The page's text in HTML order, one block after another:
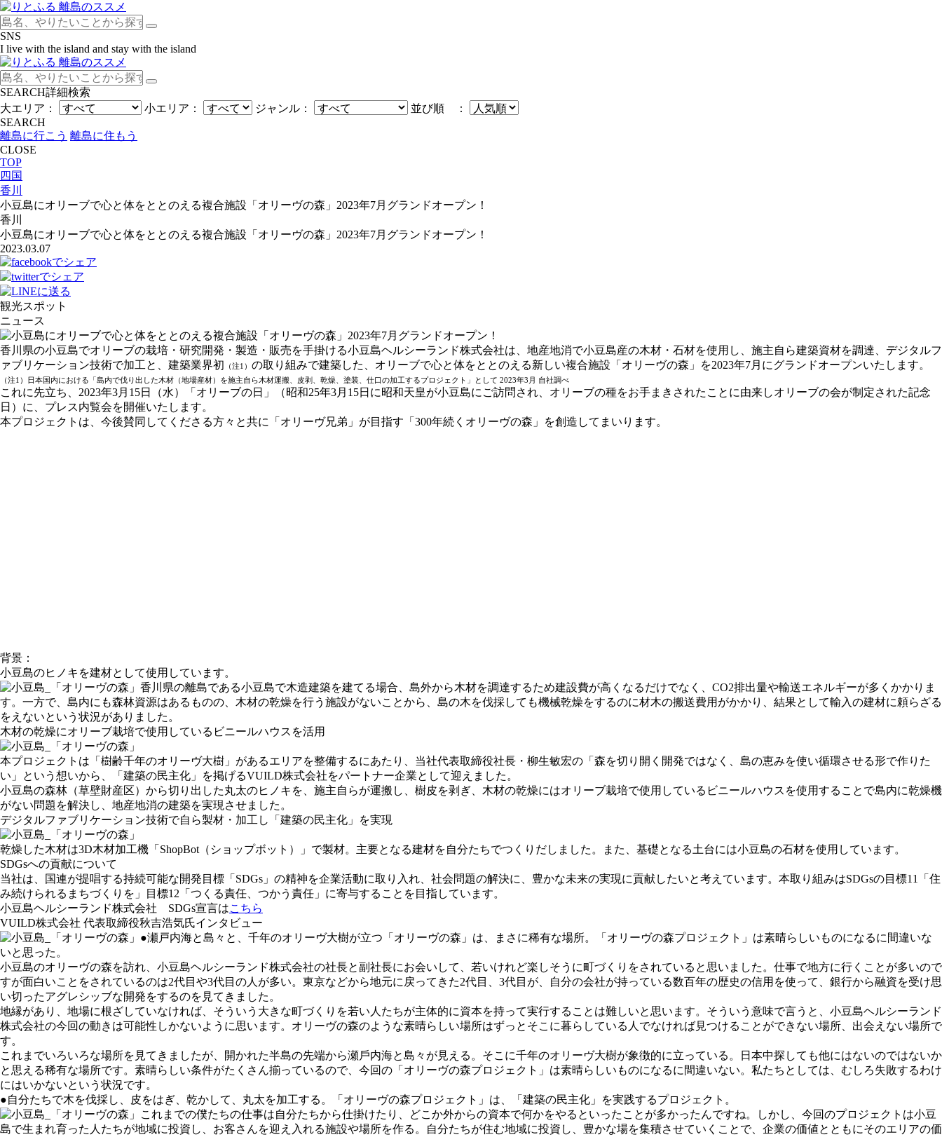
SNS
I live with the island and stay with the island
SEARCH詳細検索
大エリア：
小エリア： ジャンル：
並び順 ：
SEARCH
離島に行こう 離島に住もう
CLOSE
TOP
四国
香川
小豆島にオリーブで心と体をととのえる複合施設「オリーヴの森」2023年7月グランドオープン！
香川
小豆島にオリーブで心と体をととのえる複合施設「オリーヴの森」2023年7月グランドオープン！
2023.03.07
観光スポット
ニュース
香川県の小豆島でオリーブの栽培・研究開発・製造・販売を手掛ける小豆島ヘルシーランド株式会社は、地産地消で小豆島産の木材・石材を使用し、施主自ら建築資材を調達、デジタルフ
ァブリケーション技術で加工と、建築業界初 （注1） の取り組みで建築した、オリーブで心と体をととのえる新しい複合施設「オリーヴの森」を2023年7月にグランドオープンいたします。
（注1）日本国内における「島内で伐り出した木材（地場産材）を施主自ら木材運搬、皮剥、乾燥、塗装、仕口の加工するプロジェクト」として 2023年3月 自社調べ
これに先立ち、2023年3月15日（水）「オリーブの日」（昭和25年3月15日に昭和天皇が小豆島にご訪問され、オリーブの種をお手まきされたことに由来しオリーブの会が制定された記念
日）に、プレス内覧会を開催いたします。
​本プロジェクトは、今後賛同してくださる方々と共に「オリーヴ兄弟」が目指す「300年続くオリーヴの森」を創造してまいります。
背景：
⼩⾖島のヒノキを建材として使⽤しています。
香川県の離島である小豆島で木造建築を建てる場合、島外から木材を調達するため建設費が⾼くなるだけでなく、CO2排出量や輸送エネルギーが多くかかりま
す。一方で、島内にも森林資源はあるものの、木材の乾燥を行う施設がないことから、島の木を伐採しても機械乾燥をするのに材木の搬送費用がかかり、結果として輸入の建材に頼らざる
をえないという状況がありました。
木材の乾燥にオリーブ栽培で使用しているビニールハウスを活用
本プロジェクトは「樹齢千年のオリーヴ大樹」があるエリアを整備するにあたり、当社代表取締役社長・柳生敏宏の「森を切り開く開発ではなく、島の恵みを使い循環させる形で作りた
い」という想いから、「建築の民主化」を掲げるVUILD株式会社をパートナー企業として迎えました。
小豆島の森林（草壁財産区）から切り出した丸太のヒノキを、施主自らが運搬し、樹皮を剥ぎ、木材の乾燥にはオリーブ栽培で使用しているビニールハウスを使用することで島内に乾燥機
がない問題を解決し、地産地消の建築を実現させました。
デジタルファブリケーション技術で自ら製材・加工し「建築の民主化」を実現
乾燥した木材は3D木材加工機「ShopBot（ショップボット）」で製材。主要となる建材を自分たちでつくりだしました。また、基礎となる土台には小豆島の石材を使用しています。
SDGsへの貢献について
当社は、国連が提唱する持続可能な開発目標「SDGs」の精神を企業活動に取り入れ、社会問題の解決に、豊かな未来の実現に貢献したいと考えています。本取り組みはSDGsの目標11「住
み続けられるまちづくりを」目標12「つくる責任、つかう責任」に寄与することを目指しています。
小豆島ヘルシーランド株式会社 SDGs宣言はこちら
VUILD株式会社 代表取締役秋吉浩気氏インタビュー
●瀬戸内海と島々と、千年のオリーヴ大樹が立つ「オリーヴの森」は、まさに稀有な場所。「オリーヴの森プロジェクト」は素晴らしいものになるに間違いな
いと思った。
⼩⾖島のオリーヴの森を訪れ、⼩⾖島ヘルシーランド株式会社の社⻑と副社⻑にお会いして、若いけれど楽しそうに町づくりをされていると思いました。仕事で地⽅に⾏くことが多いので
すが⾯⽩いことをされているのは2代⽬や3代⽬の⼈が多い。東京などから地元に戻ってきた2代⽬、3代⽬が、⾃分の会社が持っている数百年の歴史の信用を使って、銀⾏から融資を受け思
い切ったアグレシッブな開発をするのを⾒てきました。
地縁があり、地場に根ざしていなければ、そういう⼤きな町づくりを若い⼈たちが主体的に資本を持って実⾏することは難しいと思います。そういう意味で⾔うと、⼩⾖島ヘルシーランド
株式会社の今回の動きは可能性しかないように思います。オリーヴの森のような素晴らしい場所はずっとそこに暮らしている⼈でなければ⾒つけることができない場所、出会えない場所で
す。
これまでいろいろな場所を⾒てきましたが、開かれた半島の先端から瀬⼾内海と島々が⾒える。そこに千年のオリーヴ⼤樹が象徴的に⽴っている。⽇本中探しても他にはないのではないか
と思える稀有な場所です。素晴らしい条件がたくさん揃っているので、今回の「オリーヴの森プロジェクト」は素晴らしいものになるに間違いない。私たちとしては、むしろ失敗するわけ
にはいかないという状況です。
●自分たちで木を伐採し、皮をはぎ、乾かして、丸太を加工する。「オリーヴの森プロジェクト」は、「建築の民主化」を実践するプロジェクト。
これまでの僕たちの仕事は⾃分たちから仕掛けたり、どこか外からの資本で何かをやるといったことが多かったんですね。しかし、今回のプロジェクトは⼩⾖
島で⽣まれ育った⼈たちが地域に投資し、お客さんを迎え⼊れる施設や場所を作る。⾃分たちが住む地域に投資し、豊かな場を集積させていくことで、企業の価値とともにそのエリアの価